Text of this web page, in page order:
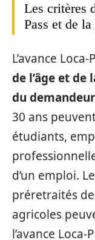
Les critères
Pass et de
L’avance
de l’âge et
du demandeur
30 ans
étudiants,
d’un emploi.
préretraités
agricoles
l’avance Loca-